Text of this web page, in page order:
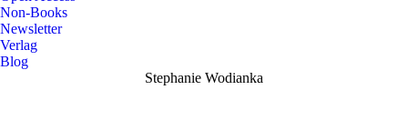
Non-Books
Newsletter
Verlag
Blog
Stephanie Wodianka